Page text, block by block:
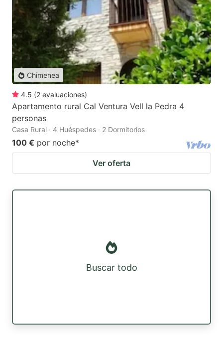
Chimenea
4.5 (2 evaluaciones)
Apartamento rural Cal Ventura Vell la Pedra 4
personas
Casa Rural · 4 Huéspedes · 2 Dormitorios
100 € por noche*
Ver oferta
Buscar todo